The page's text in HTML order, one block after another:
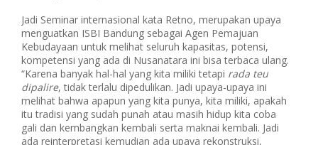
Jadi Seminar internasional kata Retno, merupakan upaya
menguatkan ISBI Bandung sebagai Agen Pemajuan
Kebudayaan untuk melihat seluruh kapasitas, potensi,
kompetensi yang ada di Nusanatara ini bisa terbaca ulang.
“Karena banyak hal-hal yang kita miliki tetapi rada teu
dipalire, tidak terlalu dipedulikan. Jadi upaya-upaya ini
melihat bahwa apapun yang kita punya, kita miliki, apakah
itu tradisi yang sudah punah atau masih hidup kita coba
gali dan kembangkan kembali serta maknai kembali. Jadi
ada reinterpretasi kemudian ada upaya rekonstruksi,